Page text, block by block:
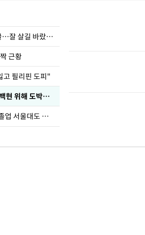
정보석 "황정음 전 남편 서글서글…잘 살길 바랐는데"
근황
고 필리핀 도피"
차가원 "MC몽에 400억 뜯겨…백현 위해 도박빚 갚아줘"
유승민 "육사 탓에 쿠데타?…尹졸업 서울대도 없애나"